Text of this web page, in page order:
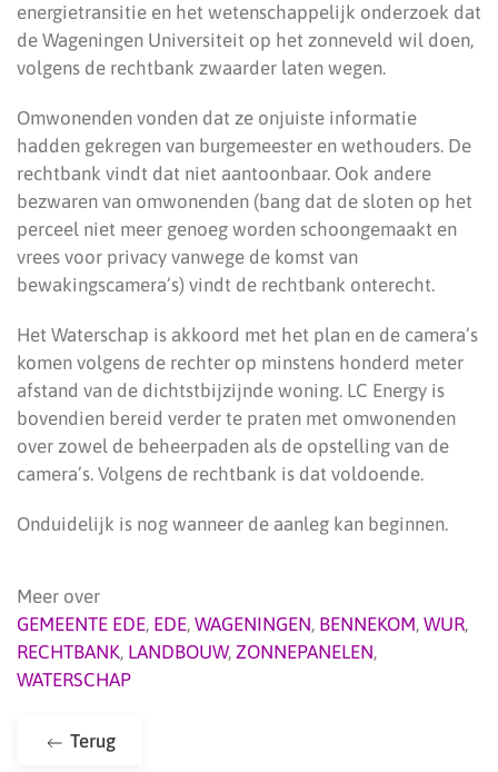
energietransitie en het wetenschappelijk onderzoek dat
de Wageningen Universiteit op het zonneveld wil doen,
volgens de rechtbank zwaarder laten wegen.
Omwonenden vonden dat ze onjuiste informatie
hadden gekregen van burgemeester en wethouders. De
rechtbank vindt dat niet aantoonbaar. Ook andere
bezwaren van omwonenden (bang dat de sloten op het
perceel niet meer genoeg worden schoongemaakt en
vrees voor privacy vanwege de komst van
bewakingscamera’s) vindt de rechtbank onterecht.
Het Waterschap is akkoord met het plan en de camera’s
komen volgens de rechter op minstens honderd meter
afstand van de dichtstbijzijnde woning. LC Energy is
bovendien bereid verder te praten met omwonenden
over zowel de beheerpaden als de opstelling van de
camera’s. Volgens de rechtbank is dat voldoende.
Onduidelijk is nog wanneer de aanleg kan beginnen.
Meer over
GEMEENTE EDE, EDE, WAGENINGEN, BENNEKOM, WUR,
RECHTBANK, LANDBOUW, ZONNEPANELEN,
WATERSCHAP
Terug